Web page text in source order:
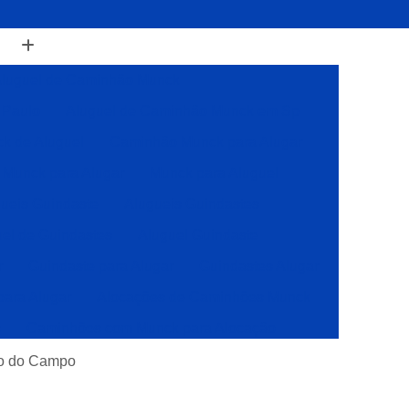
Caminhões com Muncks para Alocações
do Campo